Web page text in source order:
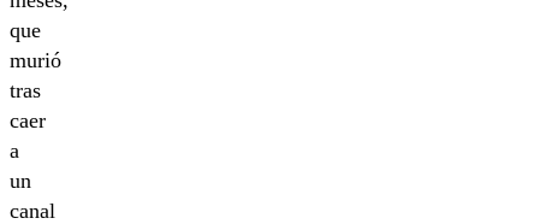
que
murió
tras
caer
a
un
canal